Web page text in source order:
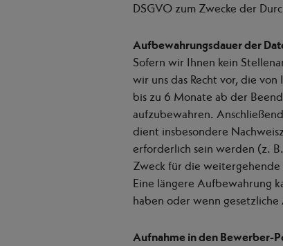
DSGVO zum Zwecke der
Aufbewahrungsdauer der
Sofern wir Ihnen kein
wir uns das Recht vor, die
bis zu 6 Monate ab der
aufzubewahren.
dient insbesondere
erforderlich sein werden (z.
Zweck für die
Eine längere Aufbewahrung
haben oder wenn
Aufnahme in den Bewerber-